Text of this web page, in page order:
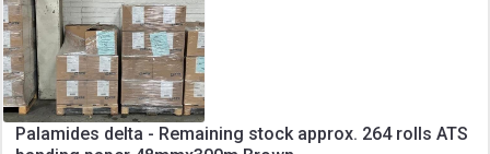
Palamides delta - Remaining stock approx. 264 rolls ATS